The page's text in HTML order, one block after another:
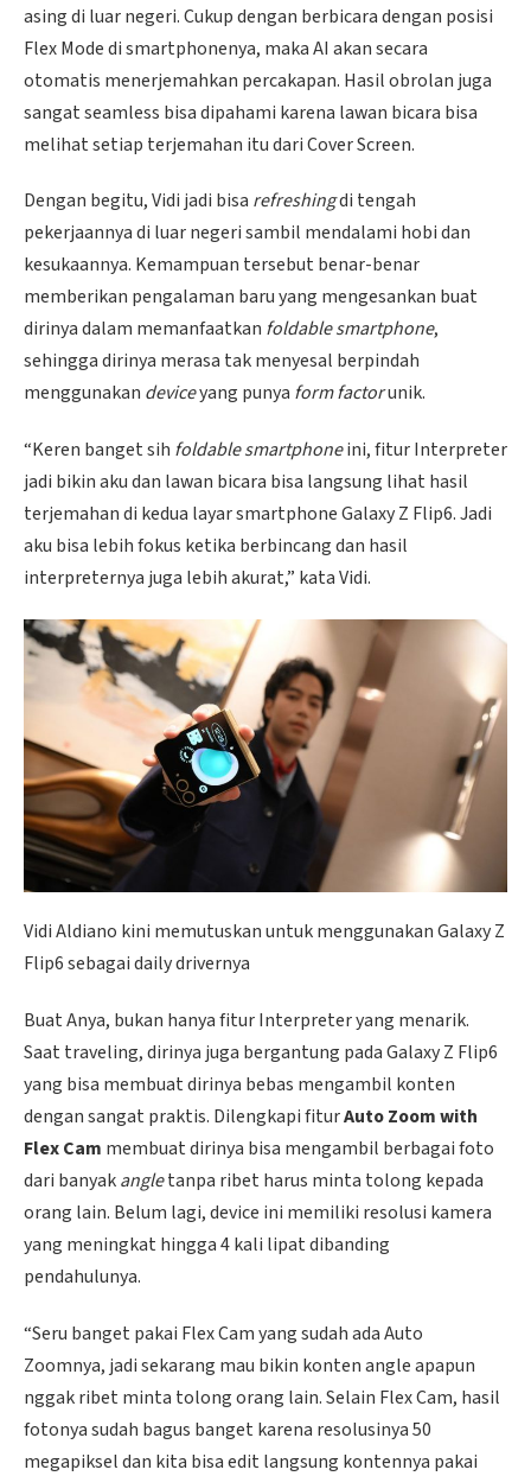
asing di luar negeri. Cukup dengan berbicara dengan posisi
Flex Mode di smartphonenya, maka AI akan secara
otomatis menerjemahkan percakapan. Hasil obrolan juga
sangat seamless bisa dipahami karena lawan bicara bisa
melihat setiap terjemahan itu dari Cover Screen.
Dengan begitu, Vidi jadi bisa refreshingdi tengah
pekerjaannya di luar negeri sambil mendalami hobi dan
kesukaannya. Kemampuan tersebut benar-benar
memberikan pengalaman baru yang mengesankan buat
dirinya dalam memanfaatkan foldable smartphone,
sehingga dirinya merasa tak menyesal berpindah
menggunakan deviceyang punya form factorunik.
“Keren banget sih foldable smartphoneini, fitur Interpreter
jadi bikin aku dan lawan bicara bisa langsung lihat hasil
terjemahan di kedua layar smartphone Galaxy Z Flip6. Jadi
aku bisa lebih fokus ketika berbincang dan hasil
interpreternya juga lebih akurat,” kata Vidi.
Vidi Aldiano kini memutuskan untuk menggunakan Galaxy Z
Flip6 sebagai daily drivernya
Buat Anya, bukan hanya fitur Interpreter yang menarik.
Saat traveling, dirinya juga bergantung pada Galaxy Z Flip6
yang bisa membuat dirinya bebas mengambil konten
dengan sangat praktis. Dilengkapi fiturAuto Zoom with
Flex Cam membuat dirinya bisa mengambil berbagai foto
dari banyakangletanpa ribet harus minta tolong kepada
orang lain. Belum lagi, device ini memiliki resolusi kamera
yang meningkat hingga 4 kali lipat dibanding
pendahulunya.
“Seru banget pakai Flex Cam yang sudah ada Auto
Zoomnya, jadi sekarang mau bikin konten angle apapun
nggak ribet minta tolong orang lain. Selain Flex Cam, hasil
fotonya sudah bagus banget karena resolusinya 50
megapiksel dan kita bisa edit langsung kontennya pakai